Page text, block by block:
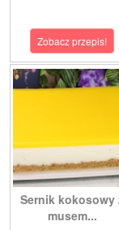
Zobacz przepis!
Sernik kokosowy
musem...